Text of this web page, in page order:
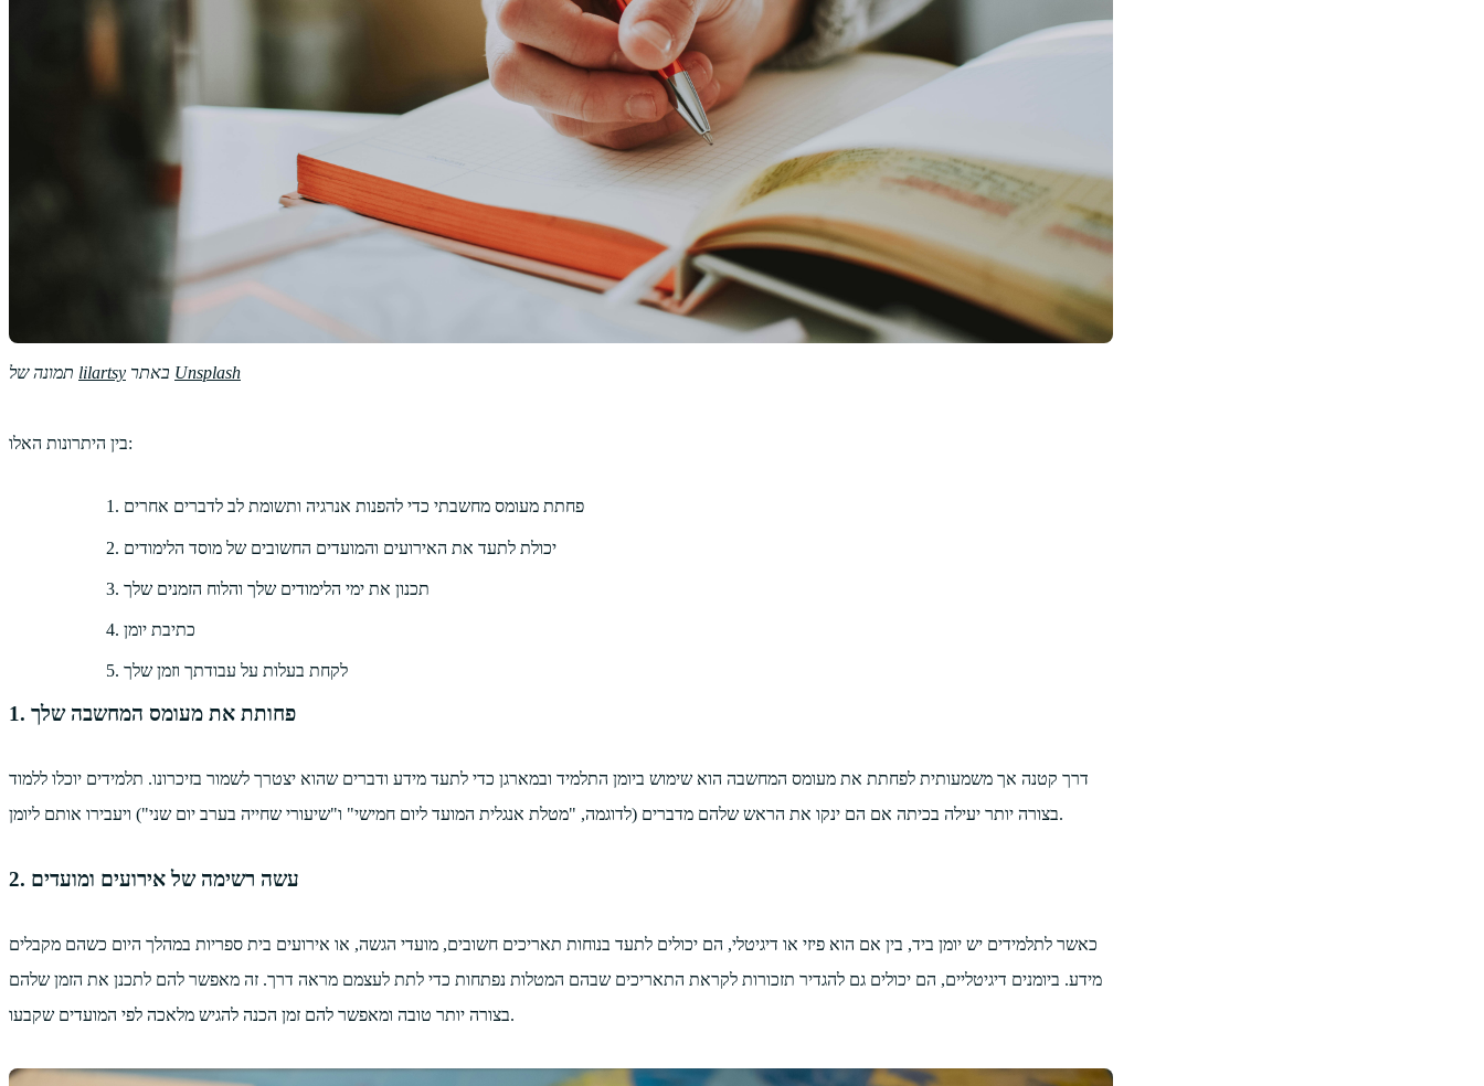
תמונה של lilartsy באתר Unsplash
בין היתרונות האלו:
פחתת מעומס מחשבתי כדי להפנות אנרגיה ותשומת לב לדברים אחרים
יכולת לתעד את האירועים והמועדים החשובים של מוסד הלימודים
תכנון את ימי הלימודים שלך והלוח הזמנים שלך
כתיבת יומן
לקחת בעלות על עבודתך וזמן שלך
1. פחותת את מעומס המחשבה שלך
דרך קטנה אך משמעותית לפחתת את מעומס המחשבה הוא שימוש ביומן התלמיד ובמארגן כדי לתעד מידע ודברים שהוא יצטרך לשמור בזיכרונו. תלמידים יוכלו ללמוד
בצורה יותר יעילה בכיתה אם הם ינקו את הראש שלהם מדברים (לדוגמה, "מטלת אנגלית המועד ליום חמישי" ו"שיעורי שחייה בערב יום שני") ויעבירו אותם ליומן.
2. עשה רשימה של אירועים ומועדים
כאשר לתלמידים יש יומן ביד, בין אם הוא פיזי או דיגיטלי, הם יכולים לתעד בנוחות תאריכים חשובים, מועדי הגשה, או אירועים בית ספריות במהלך היום כשהם מקבלים
מידע. ביומנים דיגיטליים, הם יכולים גם להגדיר תזכורות לקראת התאריכים שבהם המטלות נפתחות כדי לתת לעצמם מראה דרך. זה מאפשר להם לתכנן את הזמן שלהם
בצורה יותר טובה ומאפשר להם זמן הכנה להגיש מלאכה לפי המועדים שקבעו.